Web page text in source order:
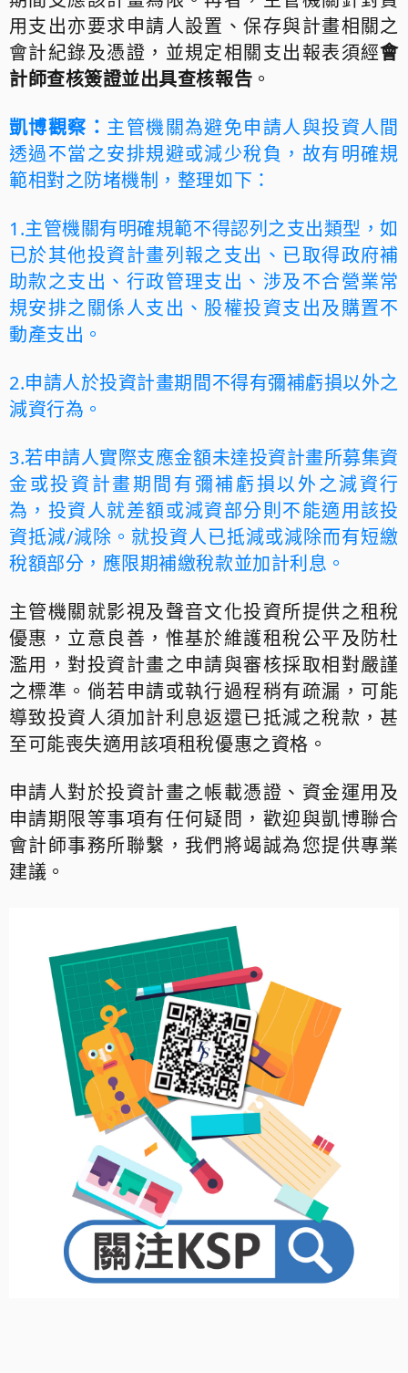
用支出亦要求申請人設置、保存與計畫相關之
會計紀錄及憑證，並規定相關支出報表須經會
計師查核簽證並出具查核報告 。
凱博觀察： 主管機關為避免申請人與投資人間
透過不當之安排規避或減少稅負，故有明確規
範相對之防堵機制，整理如下：
1.主管機關有明確規範不得認列之支出類型，如
已於其他投資計畫列報之支出、已取得政府補
助款之支出、行政管理支出、涉及不合營業常
規安排之關係人支出、股權投資支出及購置不
動產支出。
2.申請人於投資計畫期間不得有彌補虧損以外之
減資行為。
3.若申請人實際支應金額未達投資計畫所募集資
金或投資計畫期間有彌補虧損以外之減資行
為，投資人就差額或減資部分則不能適用該投
資抵減/減除。就投資人已抵減或減除而有短繳
稅額部分，應限期補繳稅款並加計利息。
主管機關就影視及聲音文化投資所提供之租稅
優惠，立意良善，惟基於維護租稅公平及防杜
濫用，對投資計畫之申請與審核採取相對嚴謹
之標準。倘若申請或執行過程稍有疏漏，可能
導致投資人須加計利息返還已抵減之稅款，甚
至可能喪失適用該項租稅優惠之資格。
申請人對於投資計畫之帳載憑證、資金運用及
申請期限等事項有任何疑問，歡迎與凱博聯合
會計師事務所聯繫，我們將竭誠為您提供專業
建議。